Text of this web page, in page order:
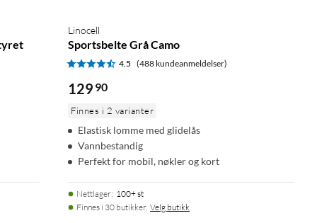
Linocell
Sportsbelte Grå Camo
4.5 (488 kundeanmeldelser)
129 90
Finnes i 2 varianter
Elastisk lomme med glidelås
Vannbestandig
Perfekt for mobil, nøkler og kort
Nettlager: 100+ st
Finnes i 30 butikker. Velg butikk